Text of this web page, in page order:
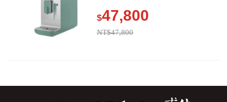
$47,800
NT$47,800